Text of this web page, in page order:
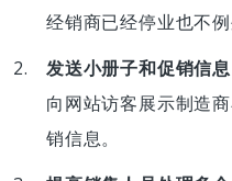
经销商已经停业也不例
发送小册子和促销信息
向网站访客展示制造
销信息。